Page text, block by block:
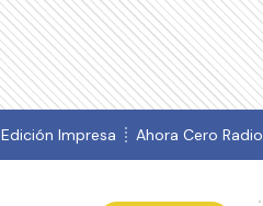
Edición Impresa Ahora Cero Radio